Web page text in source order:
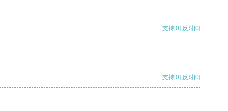
支持[0] 反对[0]
支持[0] 反对[0]